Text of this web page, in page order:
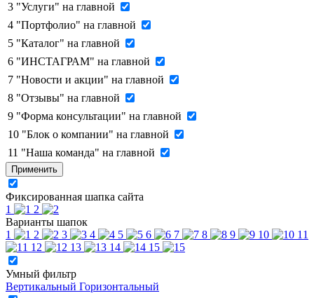
3 "Услуги" на главной
4 "Портфолио" на главной
5 "Каталог" на главной
6 "ИНСТАГРАМ" на главной
7 "Новости и акции" на главной
8 "Отзывы" на главной
9 "Форма консультации" на главной
10 "Блок о компании" на главной
11 "Наша команда" на главной
Применить
Фиксированная шапка сайта
1
2
Варианты шапок
1
2 3 4 5 6 7 8 9 10
11
12
13 14 15
Умный фильтр
Вертикальный Горизонтальный